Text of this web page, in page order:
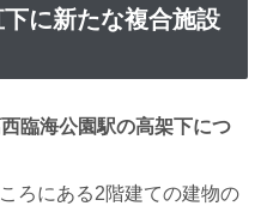
に新たな複合施設
臨海公園駅の高架下につ
ろにある2階建ての建物の